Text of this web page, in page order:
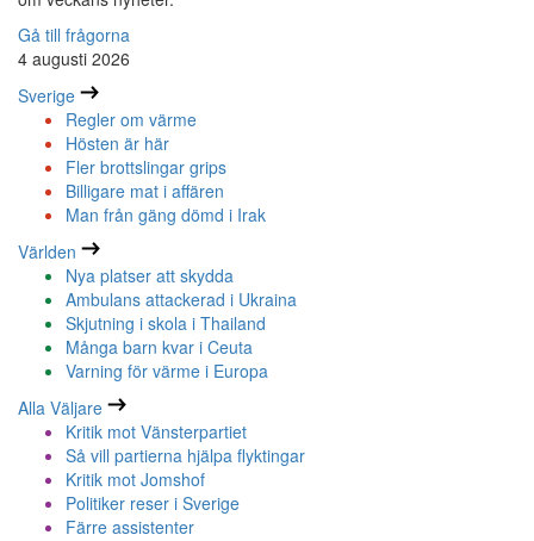
Gå till frågorna
4 augusti 2026
Sverige
Regler om värme
Hösten är här
Fler brottslingar grips
Billigare mat i affären
Man från gäng dömd i Irak
Världen
Nya platser att skydda
Ambulans attackerad i Ukraina
Skjutning i skola i Thailand
Många barn kvar i Ceuta
Varning för värme i Europa
Alla Väljare
Kritik mot Vänsterpartiet
Så vill partierna hjälpa flyktingar
Kritik mot Jomshof
Politiker reser i Sverige
Färre assistenter